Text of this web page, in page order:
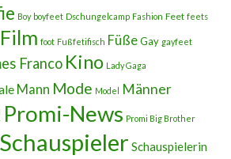
Boy boyfeet Dschungelcamp Fashion Feet feets
Film foot Fußfetifisch FüßeGay gayfeet
Franco Kino Lady Gaga
Mann Mode Model Männer
Promi-News Promi Big Brother
Schauspieler Schauspielerin